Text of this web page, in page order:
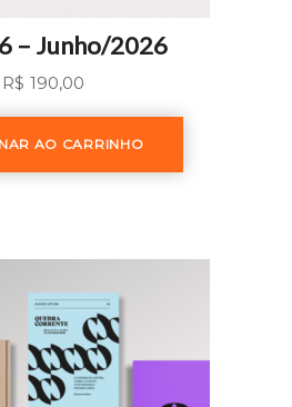
– Junho/2026
R$ 190,00
AO CARRINHO